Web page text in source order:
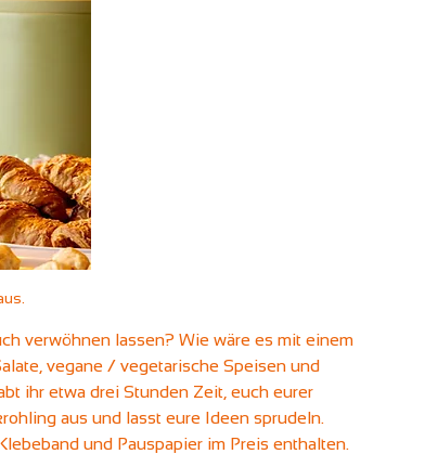
verwöhnen lassen? Wie wäre es mit einem
vegane / vegetarische Speisen und
ihr etwa drei Stunden Zeit, euch eurer
aus und lasst eure Ideen sprudeln.
und Pauspapier im Preis enthalten.